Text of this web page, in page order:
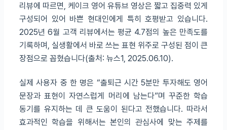
리뷰에 따르면, 케이크 영어 유튜브 영상은 짧고 집중력 있게
구성되어 있어 바쁜 현대인에게 특히 호평받고 있습니다.
2025년 6월 고객 리뷰에서는 평균 4.7점의 높은 만족도를
기록하며, 실생활에서 바로 쓰는 표현 위주로 구성된 점이 큰
장점으로 꼽혔습니다(출처: 뉴스1, 2025.06.10).
실제 사용자 중 한 명은 “출퇴근 시간 5분만 투자해도 영어
문장과 표현이 자연스럽게 머리에 남는다”며 꾸준한 학습
동기를 유지하는 데 큰 도움이 된다고 전했습니다. 따라서
효과적인 학습을 위해서는 본인의 관심사에 맞는 주제를